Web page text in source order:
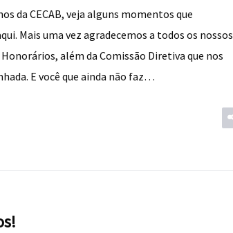
da CECAB, veja alguns momentos que
Mais uma vez agradecemos a todos os nossos
além da Comissão Diretiva que nos
E você que ainda não faz…